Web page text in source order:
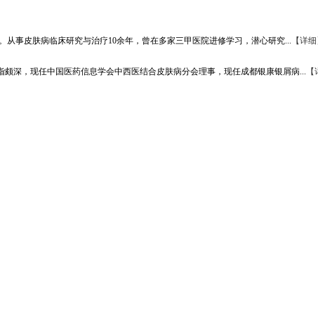
事皮肤病临床研究与治疗10余年，曾在多家三甲医院进修学习，潜心研究... 【详细
深，现任中国医药信息学会中西医结合皮肤病分会理事，现任成都银康银屑病...